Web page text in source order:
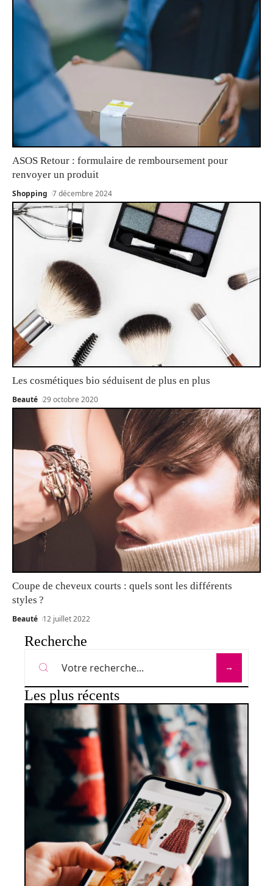
ASOS Retour : formulaire de remboursement pour
renvoyer un produit
Shopping 7 décembre 2024
Les cosmétiques bio séduisent de plus en plus
Beauté 29 octobre 2020
Coupe de cheveux courts : quels sont les différents
styles ?
Beauté 12 juillet 2022
Recherche
Les plus récents